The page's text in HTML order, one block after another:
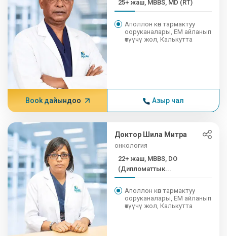
25+ жаш, MBBS, MD (RT)
Аполлон көп тармактуу
ооруканалары, EM айланып
өтүүчү жол, Калькутта
Book дайындоо Азыр чал
Доктор Шила Митра
онкология
22+ жаш, MBBS, DO
(Дипломаттык...
Аполлон көп тармактуу
ооруканалары, EM айланып
өтүүчү жол, Калькутта